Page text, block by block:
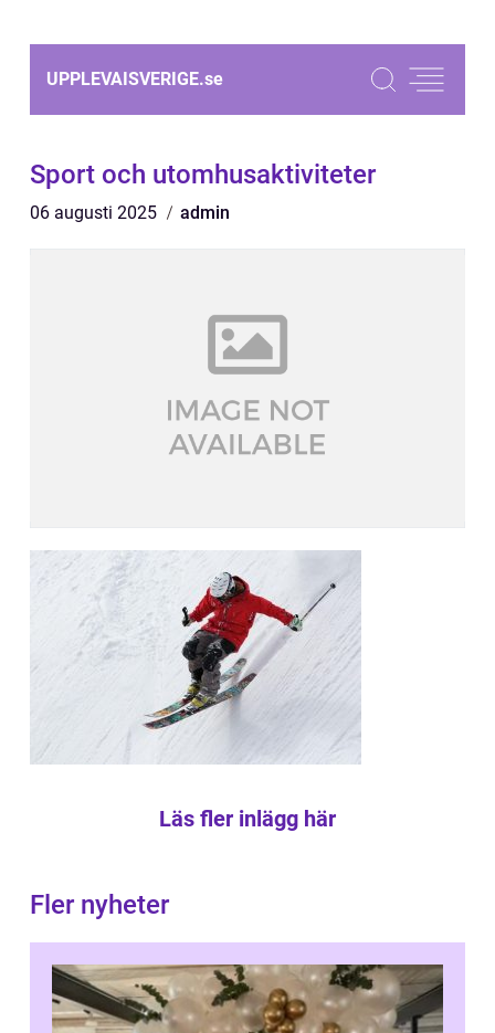
UPPLEVAISVERIGE.se
Sport och utomhusaktiviteter
06 augusti 2025 admin
Läs fler inlägg här
Fler nyheter